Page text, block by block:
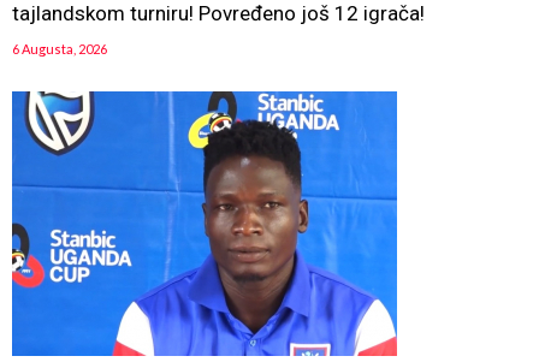
tajlandskom turniru! Povređeno još 12 igrača!
6 Augusta, 2026